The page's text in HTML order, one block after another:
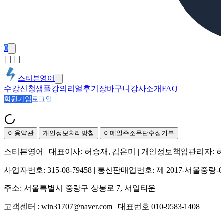
0
스티븐영어
수강신청샘플강의 리얼후기 장바구니 강사소개FAQ
회원가입 로그인
이용약관 | 개인정보처리방침 | 이메일주소무단수집거부
스티븐영어 | 대표이사: 허승재, 김은미 | 개인정보책임관리자:
사업자번호: 315-08-79458 | 통신판매업번호: 제 2017-서울중랑-
주소: 서울특별시 중랑구 상봉로 7, 서일타운
고객센터 : win31707@naver.com | 대표번호 010-9583-1408